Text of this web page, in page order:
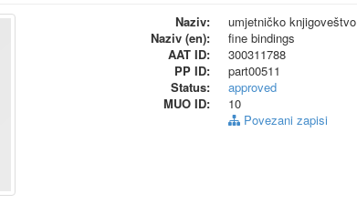
Naziv:
umjetničko knjigoveštvo
Naziv (en):
fine bindings
AAT ID:
300311788
PP ID:
part00511
Status:
approved
MUO ID:
10
Povezani zapisi